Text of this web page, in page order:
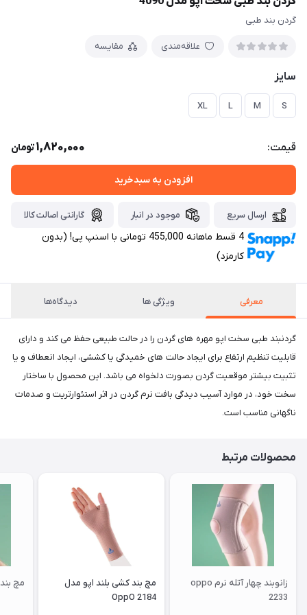
گردن بند طبی
علاقه‌مندی مقایسه
سایز
S
M
L
XL
قیمت: 1,820,000تومان
افزودن به سبدخرید
ارسال سریع موجود در انبار گارانتی اصالت کالا
4 قسط ماهانه 455,000 تومانی با اسنپ ‌پی! (بدون
کارمزد)
معرفی ویژگی ها دیدگاه‌ها
گردنبند طبی سخت اپو مهره های گردن را در حالت طبیعی حفظ می کند و دارای
قابلیت تنظیم ارتفاع برای ایجاد حالت های خمیدگی یا کششی، ایجاد انعطاف و یا
تثبیت بیشتر موقعیت گردن بصورت دلخواه می باشد. این محصول با ساختار
سخت خود، در موارد آسیب دیدگی بافت نرم گردن در اثر استئوارتریت و صدمات
ناگهانی مناسب است.
محصولات مرتبط
زانوبند چهار آتله نرم oppo
2233
مچ بند کشی بلند اپو مدل
OppO 2184
مچ بند